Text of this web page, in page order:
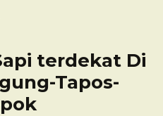
terdekat Di
Tapos-